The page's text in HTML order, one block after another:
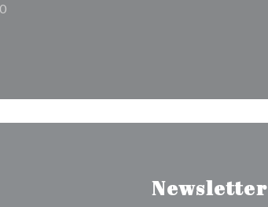
((ouvre une nouvelle fenêtre))
Newsletter